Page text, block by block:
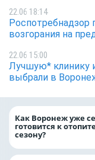
22.06 18:14
Роспотребнадзор
возгорания на
22.06 15:00
Лучшую* клинику
выбрали в
Как Воронеж уже
готовится к
сезону?